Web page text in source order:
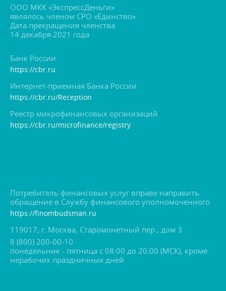
ООО МКК «ЭкспрессДеньги»
являлось членом СРО «Единство»
Дата прекращения членства
14 декабря 2021 года
Банк России
https://cbr.ru
Интернет-приемная Банка России
https://cbr.ru/Reception
Реестр микрофинансовых организаций
https://cbr.ru/microfinance/registry
Потребитель финансовых услуг вправе направить
обращение в Службу финансового уполномоченного
https://finombudsman.ru
119017, г. Москва, Старомонетный пер., дом 3
8 (800) 200-00-10
понедельник - пятница с 08:00 до 20:00 (МСК), кроме
нерабочих праздничных дней